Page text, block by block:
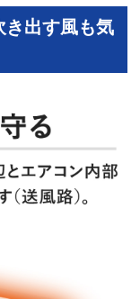
き出す風も気